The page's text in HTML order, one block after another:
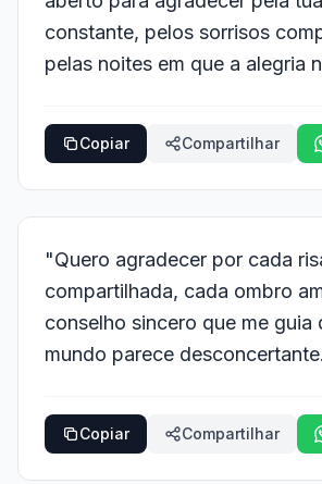
constante, pelos sorrisos
pelas noites em que a alegria
Copiar Compartilhar
"Quero agradecer por cada
compartilhada, cada ombro
conselho sincero que me guia
mundo parece
Copiar Compartilhar